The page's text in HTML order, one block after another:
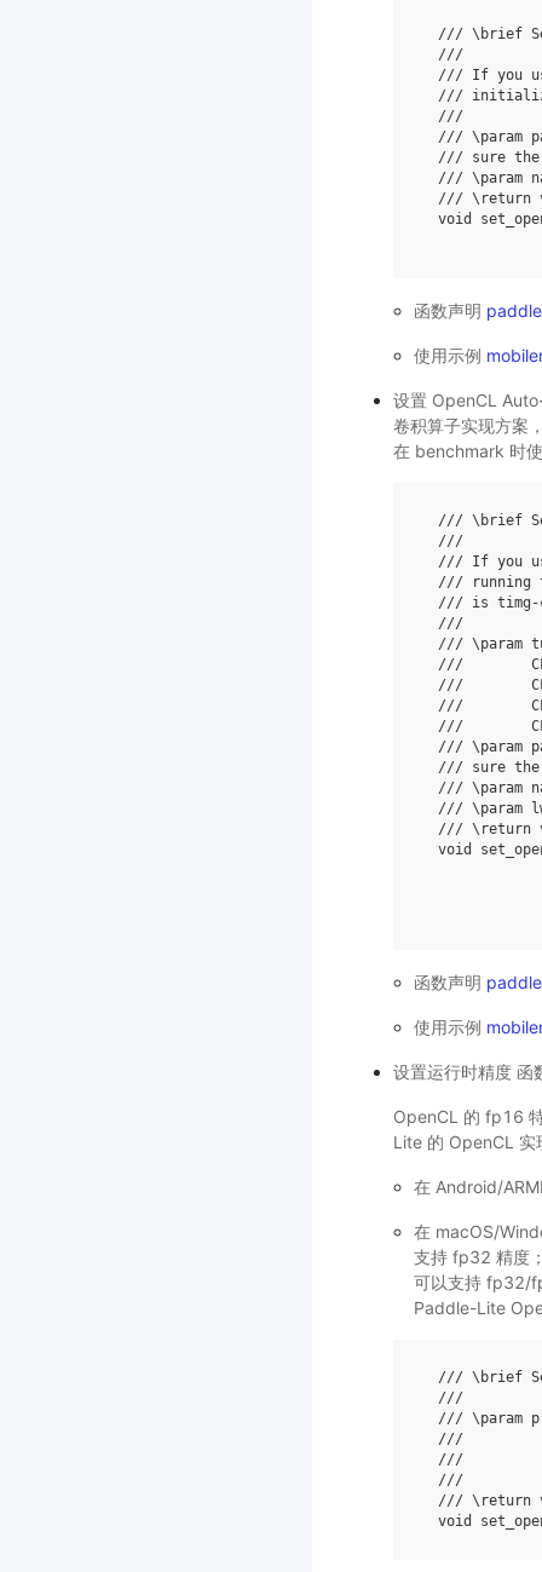
/// \brief Set
///
/// If you
///
///
/// \param
/// sure the
/// \param
/// \return
void
函数声明
使用示例
设置 OpenCL
卷积算子实现方案
在 benchmark 时
/// \brief
///
/// If you
/// running
/// is timg-
///
/// \param
///
///
///
///
/// \param
/// sure the
/// \param
/// \param
/// \return
void
函数声明
使用示例
设置运行时精度 函
OpenCL 的 fp16
Lite 的 OpenCL 实
在 Android/
在 macOS/
支持 fp32 精度
可以支持 fp32/
Paddle-Lite
/// \brief Set
///
/// \param p
///
///
///
/// \return
void